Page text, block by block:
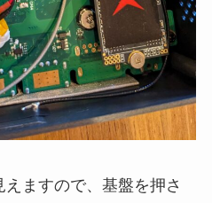
ますので、基盤を押さ